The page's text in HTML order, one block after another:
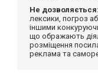
Не дозволяється:
лексики, погроз
іншими
що ображають
розміщення
реклама та